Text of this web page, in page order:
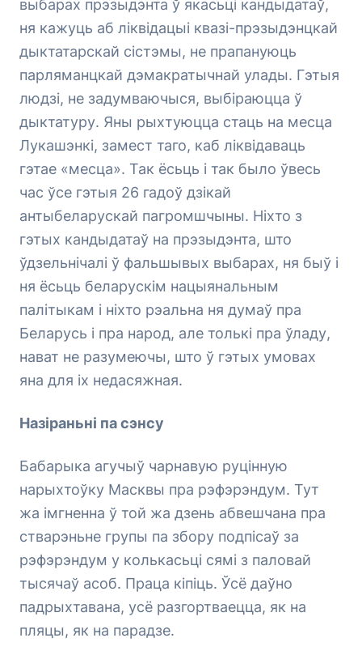
выбарах прэзыдэнта ў якасьці кандыдатаў,
ня кажуць аб ліквідацыі квазі-прэзыдэнцкай
дыктатарскай сістэмы, не прапануюць
парляманцкай дэмакратычнай улады. Гэтыя
людзі, не задумваючыся, выбіраюцца ў
дыктатуру. Яны рыхтуюцца стаць на месца
Лукашэнкі, замест таго, каб ліквідаваць
гэтае «месца». Так ёсьць і так было ўвесь
час ўсе гэтыя 26 гадоў дзікай
антыбеларускай пагромшчыны. Ніхто з
гэтых кандыдатаў на прэзыдэнта, што
ўдзельнічалі ў фальшывых выбарах, ня быў і
ня ёсьць беларускім нацыянальным
палітыкам і ніхто рэальна ня думаў пра
Беларусь і пра народ, але толькі пра ўладу,
нават не разумеючы, што ў гэтых умовах
яна для іх недасяжная.
Назіраньні па сэнсу
Бабарыка агучыў чарнавую руцінную
нарыхтоўку Масквы пра рэфэрэндум. Тут
жа імгненна ў той жа дзень абвешчана пра
стварэньне групы па збору подпісаў за
рэфэрэндум у колькасьці сямі з паловай
тысячаў асоб. Праца кіпіць. Ўсё даўно
падрыхтавана, усё разгортваецца, як на
пляцы, як на парадзе.